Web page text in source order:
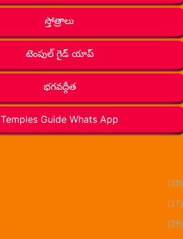
స్తోత్రాలు
టెంపుల్ గైడ్ యాప్
భగవద్గీత
Temples Guide Whats App
(18)
(17)
(28)